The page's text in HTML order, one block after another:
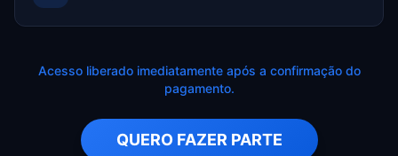
Acesso liberado imediatamente após a confirmação do
pagamento.
QUERO FAZER PARTE